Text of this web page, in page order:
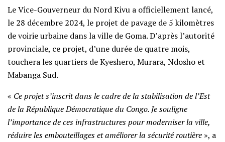
Le Vice-Gouverneur du Nord Kivu a officiellement lancé,
le 28 décembre 2024, le projet de pavage de 5 kilomètres
de voirie urbaine dans la ville de Goma. D’après l’autorité
provinciale, ce projet, d’une durée de quatre mois,
touchera les quartiers de Kyeshero, Murara, Ndosho et
Mabanga Sud.
« Ce projet s’inscrit dans le cadre de la stabilisation de l’Est
de la République Démocratique du Congo. Je souligne
l’importance de ces infrastructures pour moderniser la ville,
réduire les embouteillages et améliorer la sécurité routière », a